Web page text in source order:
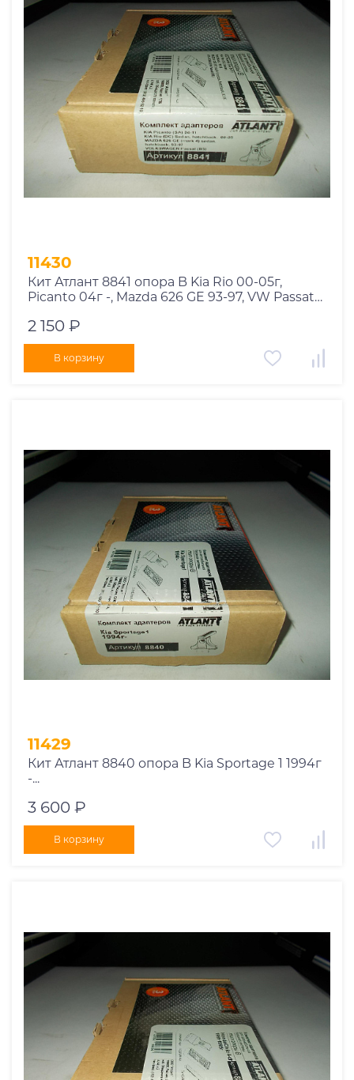
11430
Кит Атлант 8841 опора B Kia Rio 00-05г,
Picanto 04г -, Mazda 626 GE 93-97, VW Passat
2 150 ₽
В корзину
11429
Кит Атлант 8840 опора B Kia Sportage 1 1994г
-...
3 600 ₽
В корзину